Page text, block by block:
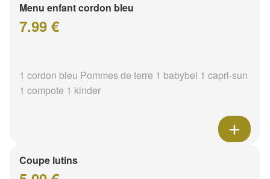
Menu enfant cordon bleu
7.99 €
1 cordon bleu Pommes de terre 1 babybel 1 capri-sun
1 compote 1 kinder
Coupe lutins